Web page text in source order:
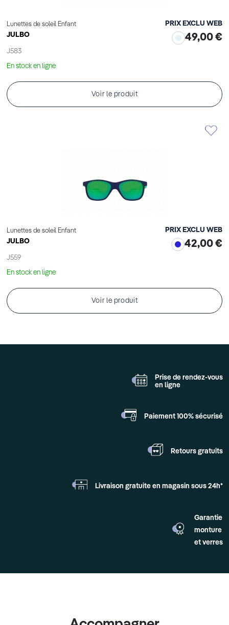
Lunettes de soleil Enfant
JULBO
J583
PRIX EXCLU WEB
49,00 €
En stock en ligne
Voir le produit
Lunettes de soleil Enfant
JULBO
J559
PRIX EXCLU WEB
42,00 €
En stock en ligne
Voir le produit
Prise de rendez-vous
en ligne
Paiement 100% sécurisé
Retours gratuits
Livraison gratuite en magasin sous 24h*
Garantie
monture
et verres